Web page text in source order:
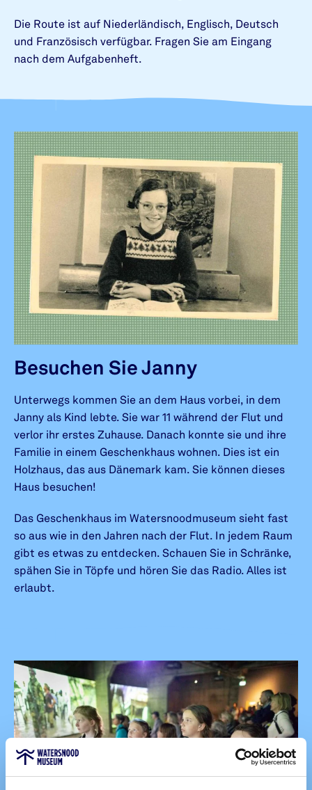
Die Route ist auf Niederländisch, Englisch, Deutsch
und Französisch verfügbar. Fragen Sie am Eingang
nach dem Aufgabenheft.
Besuchen Sie Janny
Unterwegs kommen Sie an dem Haus vorbei, in dem
Janny als Kind lebte. Sie war 11 während der Flut und
verlor ihr erstes Zuhause. Danach konnte sie und ihre
Familie in einem Geschenkhaus wohnen. Dies ist ein
Holzhaus, das aus Dänemark kam. Sie können dieses
Haus besuchen!
Das Geschenkhaus im Watersnoodmuseum sieht fast
so aus wie in den Jahren nach der Flut. In jedem Raum
gibt es etwas zu entdecken. Schauen Sie in Schränke,
spähen Sie in Töpfe und hören Sie das Radio. Alles ist
erlaubt.